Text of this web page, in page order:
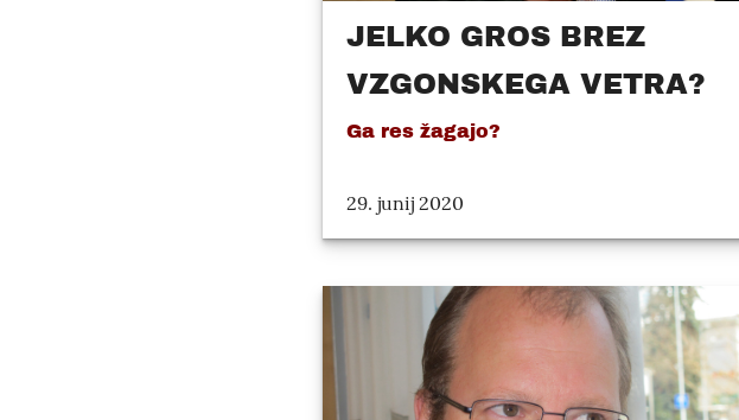
JELKO GROS BREZ
VZGONSKEGA VETRA?
Ga res žagajo?
29. junij 2020